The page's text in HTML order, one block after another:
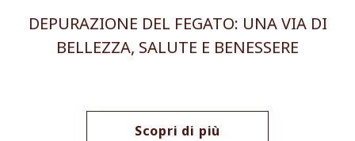
DEPURAZIONE DEL FEGATO: UNA VIA DI
BELLEZZA, SALUTE E BENESSERE
Scopri di più